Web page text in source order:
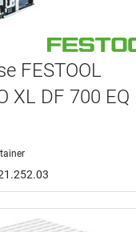
FESTOOL
XL DF 700 EQ